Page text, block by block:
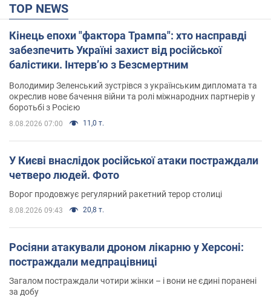
TOP NEWS
Кінець епохи "фактора Трампа": хто насправді
забезпечить Україні захист від російської
балістики. Інтерв’ю з Безсмертним
Володимир Зеленський зустрівся з українським дипломата та
окреслив нове бачення війни та ролі міжнародних партнерів у
боротьбі з Росією
8.08.2026 07:00 11,0 т.
У Києві внаслідок російської атаки постраждали
четверо людей. Фото
Ворог продовжує регулярний ракетний терор столиці
8.08.2026 09:43 20,8 т.
Росіяни атакували дроном лікарню у Херсоні:
постраждали медпрацівниці
Загалом постраждали чотири жінки – і вони не єдині поранені
за добу